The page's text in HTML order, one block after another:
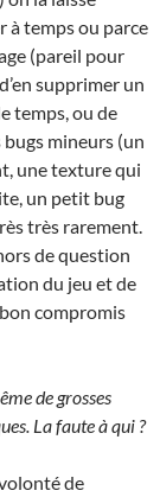
à temps ou parce
(pareil pour
supprimer un
temps, ou de
mineurs (un
une texture qui
un petit bug
très rarement.
de question
du jeu et de
compromis
de grosses
La faute à qui ?
de